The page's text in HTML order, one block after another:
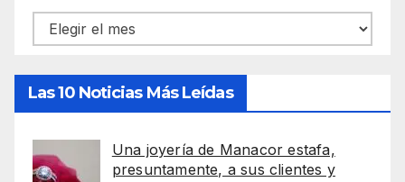
Archivos
Las 10 Noticias Más Leídas
Una joyería de Manacor estafa,
presuntamente, a sus clientes y